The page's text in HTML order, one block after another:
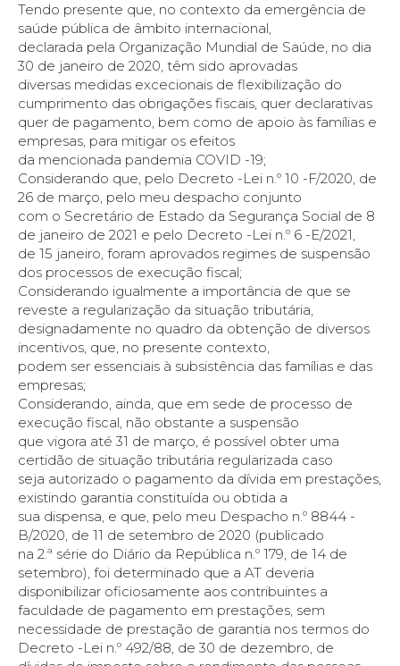
Tendo presente que, no contexto da emergência de
saúde pública de âmbito internacional,
declarada pela Organização Mundial de Saúde, no dia
30 de janeiro de 2020, têm sido aprovadas
diversas medidas excecionais de flexibilização do
cumprimento das obrigações fiscais, quer declarativas
quer de pagamento, bem como de apoio às famílias e
empresas, para mitigar os efeitos
da mencionada pandemia COVID -19;
Considerando que, pelo Decreto -Lei n.º 10 -F/2020, de
26 de março, pelo meu despacho conjunto
com o Secretário de Estado da Segurança Social de 8
de janeiro de 2021 e pelo Decreto -Lei n.º 6 -E/2021,
de 15 janeiro, foram aprovados regimes de suspensão
dos processos de execução fiscal;
Considerando igualmente a importância de que se
reveste a regularização da situação tributária,
designadamente no quadro da obtenção de diversos
incentivos, que, no presente contexto,
podem ser essenciais à subsistência das famílias e das
empresas;
Considerando, ainda, que em sede de processo de
execução fiscal, não obstante a suspensão
que vigora até 31 de março, é possível obter uma
certidão de situação tributária regularizada caso
seja autorizado o pagamento da dívida em prestações,
existindo garantia constituída ou obtida a
sua dispensa, e que, pelo meu Despacho n.º 8844 -
B/2020, de 11 de setembro de 2020 (publicado
na 2.ª série do Diário da República n.º 179, de 14 de
setembro), foi determinado que a AT deveria
disponibilizar oficiosamente aos contribuintes a
faculdade de pagamento em prestações, sem
necessidade de prestação de garantia nos termos do
Decreto -Lei n.º 492/88, de 30 de dezembro, de